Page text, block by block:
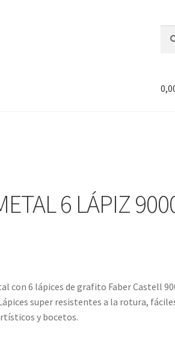
por:
6 LÁPIZ
con 6 lápices de grafito Faber Castell
super resistentes a la rotura,
y bocetos.